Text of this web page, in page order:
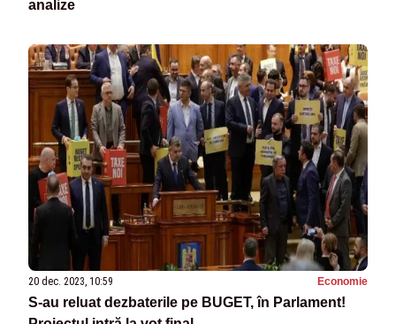
analize
20 dec. 2023, 10:59 Economie
S-au reluat dezbaterile pe BUGET, în Parlament!